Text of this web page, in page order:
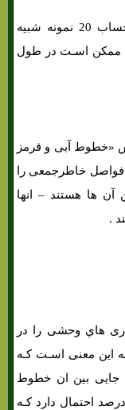
حالا ما این جا چه میبینیم؟ ابتدا اتومبیل حساب 20 نمونه شبیه
ممکن اسـت در طول
و بدترین اجرا از 1000 آزمایش «خطوط آبی و قرمز
خاطرجمعی را
ها هستند – انها
هاي‌ وحشی را در
این معنی اسـت کـه
جایی بین ان خطوط
بود. معنی: در هر زمان معین فقط 5 درصد احتمال دارد کـه